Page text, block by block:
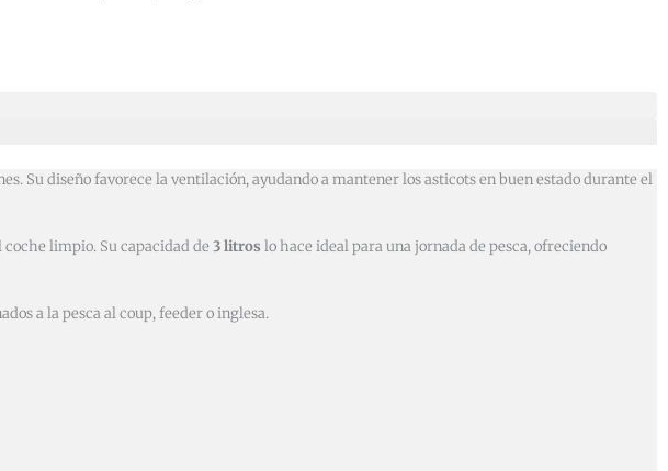
Su diseño favorece la ventilación, ayudando a mantener los asticots en buen estado durante el
limpio. Su capacidad de 3 litros lo hace ideal para una jornada de pesca, ofreciendo
a la pesca al coup, feeder o inglesa.